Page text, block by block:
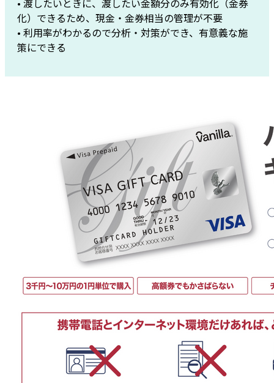
• 渡したいときに、渡したい金額分のみ有効化（金券
化）できるため、現金・金券相当の管理が不要
• 利用率がわかるので分析・対策ができ、有意義な施
策にできる